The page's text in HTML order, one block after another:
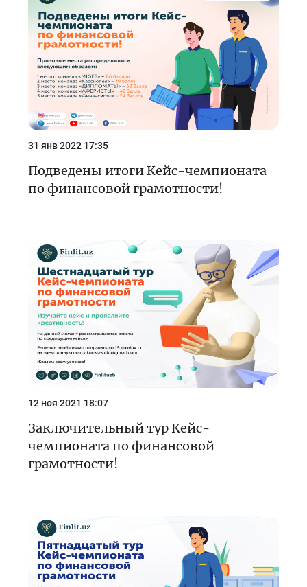
31 янв 2022 17:35
Подведены итоги Кейс-чемпионата
по финансовой грамотности!
12 ноя 2021 18:07
Заключительный тур Кейс-
чемпионата по финансовой
грамотности!